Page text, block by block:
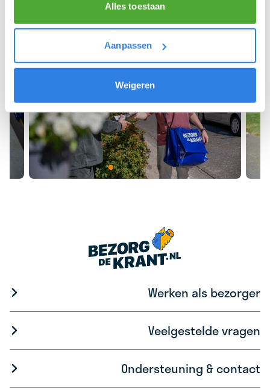
Alles toestaan
Aanpassen
Weigeren
Werken als bezorger
Veelgestelde vragen
Ondersteuning & contact